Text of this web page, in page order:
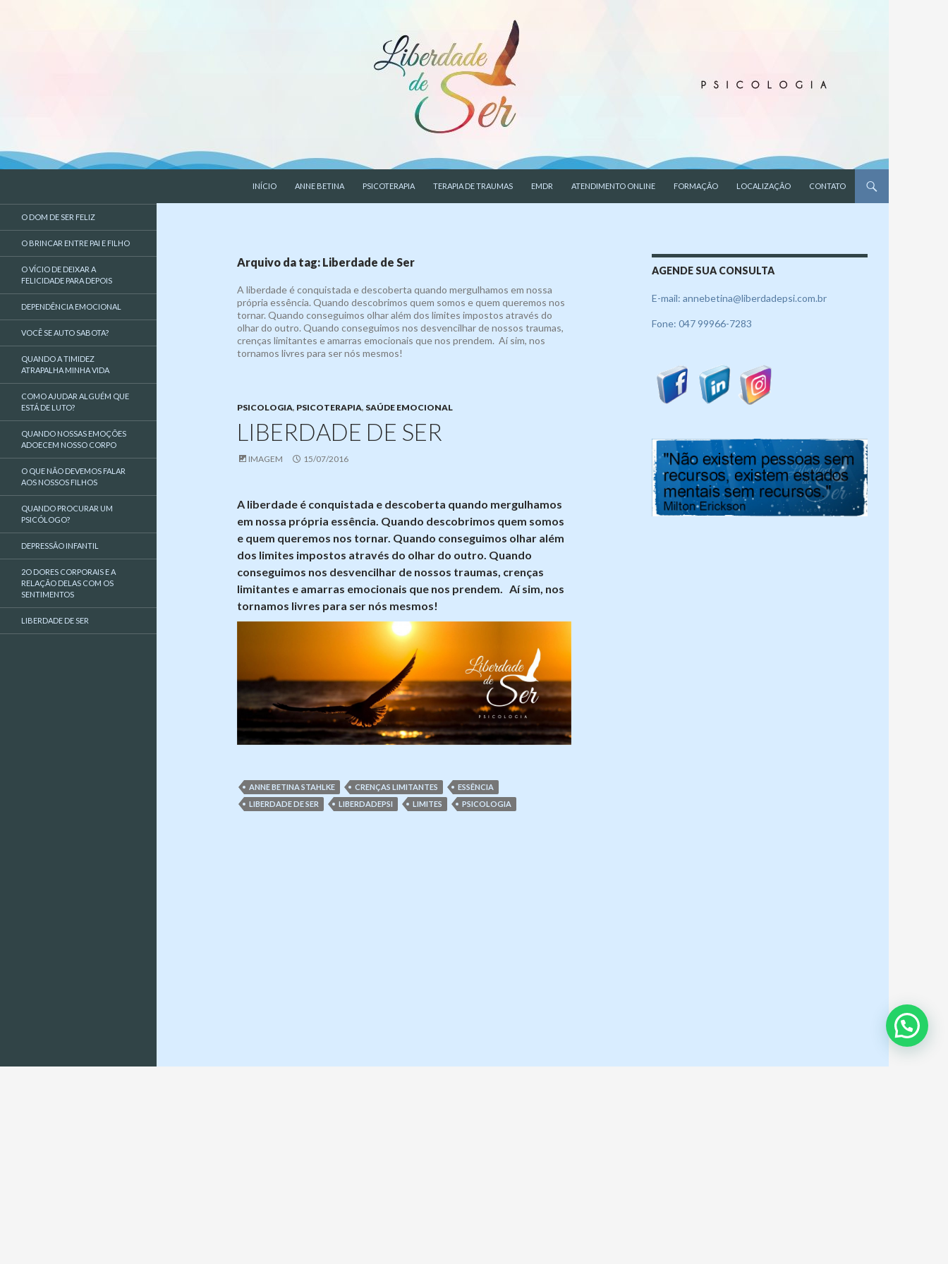
INÍCIO
ANNE BETINA PSICOTERAPIA TERAPIA DE TRAUMAS EMDR ATENDIMENTO ONLINE FORMAÇÃO LOCALIZAÇÃO CONTATO
Arquivo da tag: Liberdade de Ser
A liberdade é conquistada e descoberta quando mergulhamos em nossa
própria essência. Quando descobrimos quem somos e quem queremos nos
tornar. Quando conseguimos olhar além dos limites impostos através do
olhar do outro. Quando conseguimos nos desvencilhar de nossos traumas,
crenças limitantes e amarras emocionais que nos prendem. Aí sim, nos
tornamos livres para ser nós mesmos!
PSICOLOGIA, PSICOTERAPIA, SAÚDE EMOCIONAL
LIBERDADE DE SER
IMAGEM 15/07/2016
A liberdade é conquistada e descoberta quando mergulhamos
em nossa própria essência. Quando descobrimos quem somos
e quem queremos nos tornar. Quando conseguimos olhar além
dos limites impostos através do olhar do outro. Quando
conseguimos nos desvencilhar de nossos traumas, crenças
limitantes e amarras emocionais que nos prendem. Aí sim, nos
tornamos livres para ser nós mesmos!
ANNE BETINA STAHLKE CRENÇAS LIMITANTES
ESSÊNCIA
LIBERDADE DE SER
LIBERDADEPSI LIMITES PSICOLOGIA
AGENDE SUA CONSULTA
E-mail: annebetina@liberdadepsi.com.br
Fone: 047 99966-7283
liberdade de ser
O DOM DE SER FELIZ
O BRINCAR ENTRE PAI E FILHO
O VÍCIO DE DEIXAR A
FELICIDADE PARA DEPOIS
DEPENDÊNCIA EMOCIONAL
VOCÊ SE AUTO SABOTA?
QUANDO A TIMIDEZ
ATRAPALHA MINHA VIDA
COMO AJUDAR ALGUÉM QUE
ESTÁ DE LUTO?
QUANDO NOSSAS EMOÇÕES
ADOECEM NOSSO CORPO
O QUE NÃO DEVEMOS FALAR
AOS NOSSOS FILHOS
QUANDO PROCURAR UM
PSICÓLOGO?
DEPRESSÃO INFANTIL
2O DORES CORPORAIS E A
RELAÇÃO DELAS COM OS
SENTIMENTOS
LIBERDADE DE SER